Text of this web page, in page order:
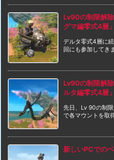
Lv90の制限解
グマ編零式4層
デルタ零式4層に
回にも参加してき
Lv90の制限解
ルタ編零式4層
先日、Lv 90の制
で各マウントを取
新しいPCでの